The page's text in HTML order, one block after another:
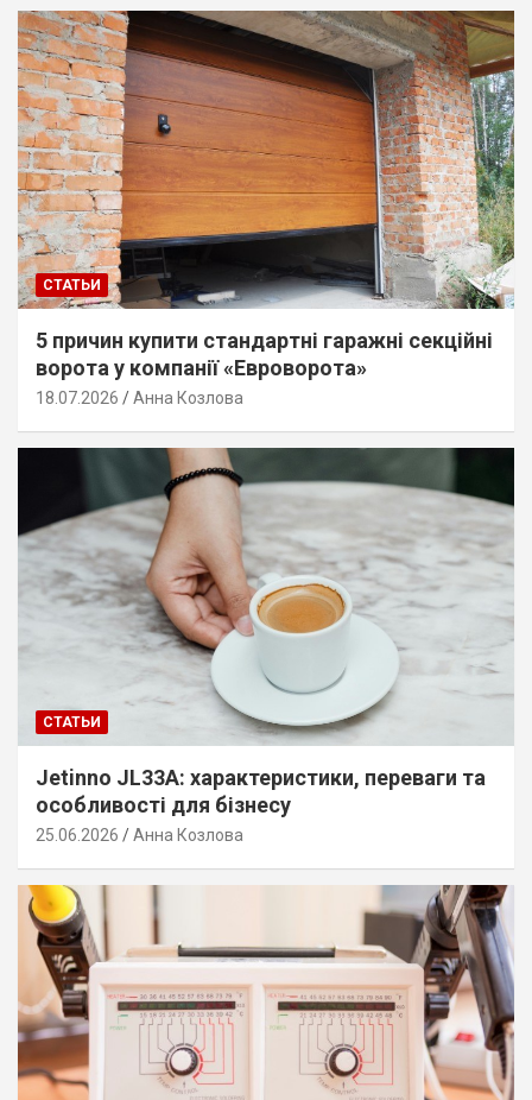
СТАТЬИ
5 причин купити стандартні гаражні секційні
ворота у компанії «Евроворота»
18.07.2026 Анна Козлова
СТАТЬИ
Jetinno JL33A: характеристики, переваги та
особливості для бізнесу
25.06.2026 Анна Козлова